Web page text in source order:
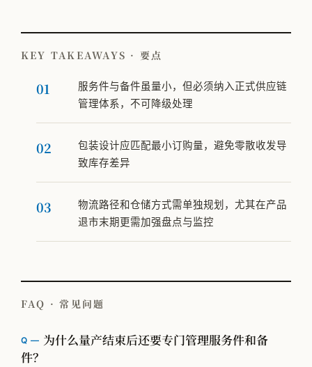
KEY TAKEAWAYS · 要点
服务件与备件虽量小，但必须纳入正式供应链
管理体系，不可降级处理
包装设计应匹配最小订购量，避免零散收发导
致库存差异
物流路径和仓储方式需单独规划，尤其在产品
退市末期更需加强盘点与监控
FAQ · 常见问题
为什么量产结束后还要专门管理服务件和备
件？